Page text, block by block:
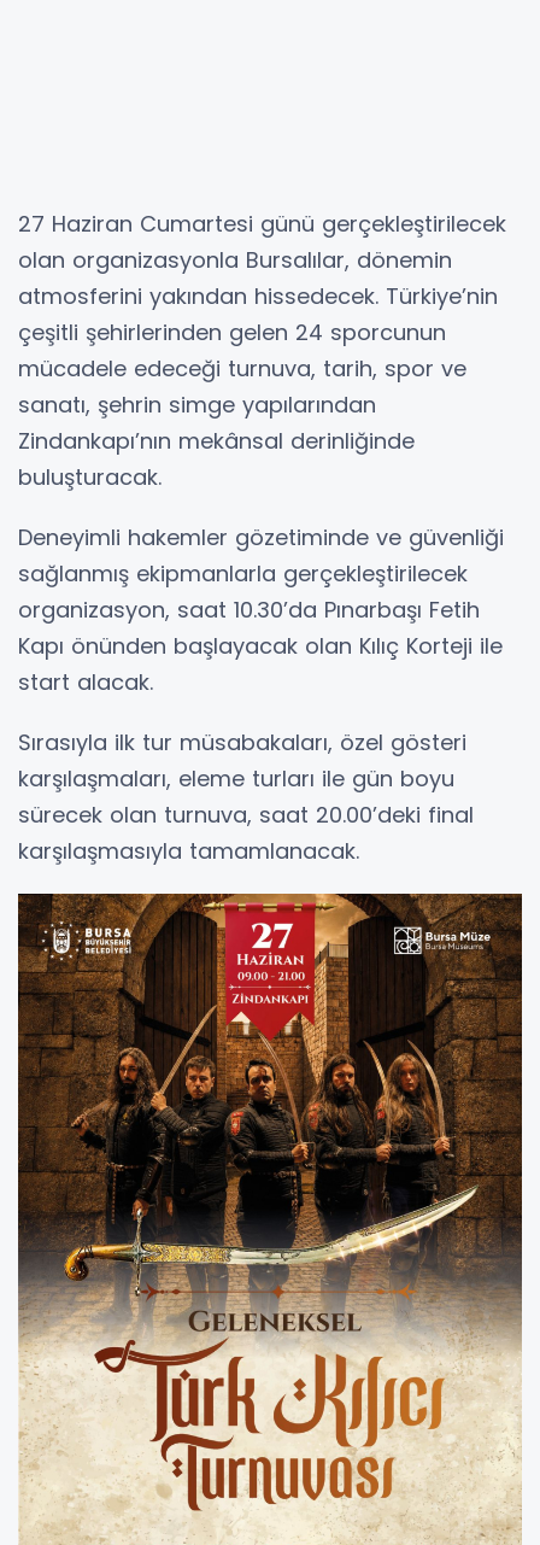
27 Haziran Cumartesi günü gerçekleştirilecek
olan organizasyonla Bursalılar, dönemin
atmosferini yakından hissedecek. Türkiye’nin
çeşitli şehirlerinden gelen 24 sporcunun
mücadele edeceği turnuva, tarih, spor ve
sanatı, şehrin simge yapılarından
Zindankapı’nın mekânsal derinliğinde
buluşturacak.
Deneyimli hakemler gözetiminde ve güvenliği
sağlanmış ekipmanlarla gerçekleştirilecek
organizasyon, saat 10.30’da Pınarbaşı Fetih
Kapı önünden başlayacak olan Kılıç Korteji ile
start alacak.
Sırasıyla ilk tur müsabakaları, özel gösteri
karşılaşmaları, eleme turları ile gün boyu
sürecek olan turnuva, saat 20.00’deki final
karşılaşmasıyla tamamlanacak.